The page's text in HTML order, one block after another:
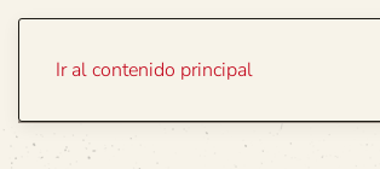
Ir al contenido principal